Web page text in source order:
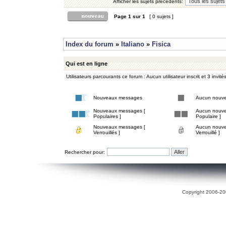
Afficher les sujets précédents:
Page 1 sur 1 [ 0 sujets ]
Index du forum » Italiano » Fisica
Qui est en ligne
Utilisateurs parcourants ce forum : Aucun utilisateur inscrit et 3 invités
Nouveaux messages Aucun
Nouveaux messages [
Populaires ]
Aucun
Populaire ]
Nouveaux messages [
Verrouillés ]
Aucun
Verrouillé ]
Rechercher pour:
Copyright 2006-